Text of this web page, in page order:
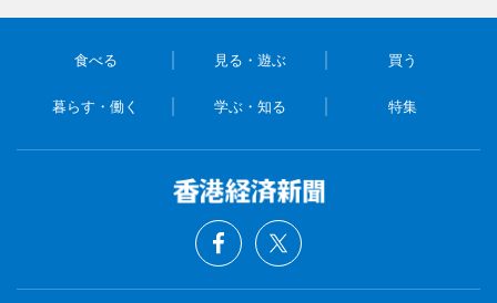
食べる 見る・遊ぶ 買う
暮らす・働く 学ぶ・知る 特集